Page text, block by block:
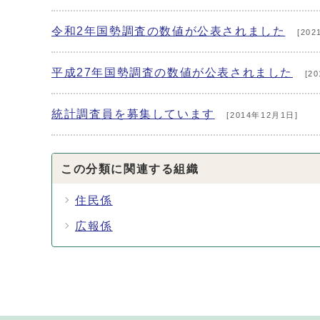
令和2年国勢調査の数値が公表されました
平成27年国勢調査の数値が公表されました
統計調査員を募集しています [2014年12月1日]
この分類に関連する組織
住民係
広報係